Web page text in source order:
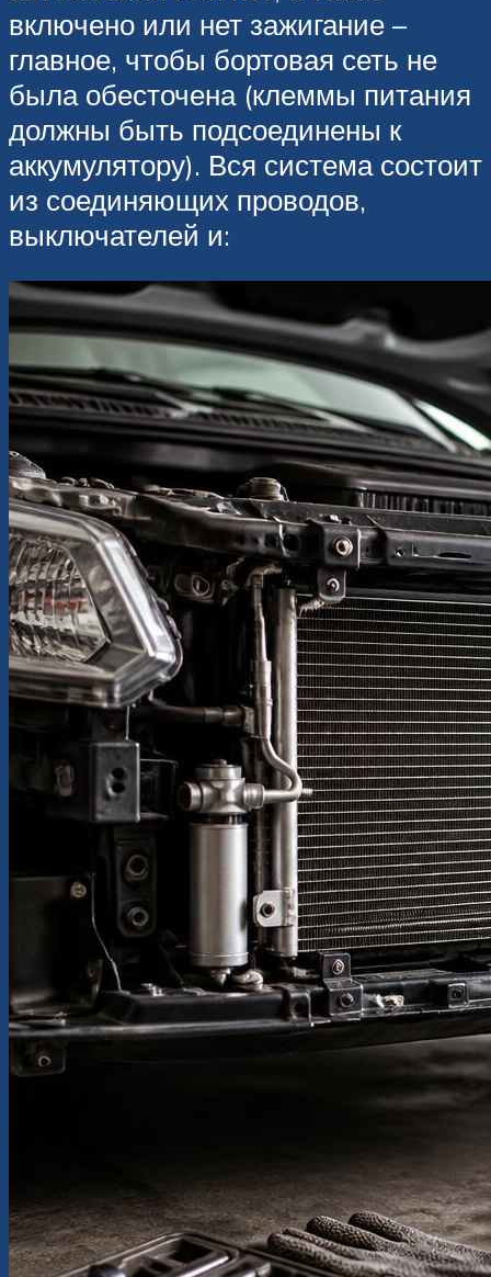
включено или нет зажигание –
главное, чтобы бортовая сеть не
была обесточена (клеммы питания
должны быть подсоединены к
аккумулятору). Вся система состоит
из соединяющих проводов,
выключателей и: